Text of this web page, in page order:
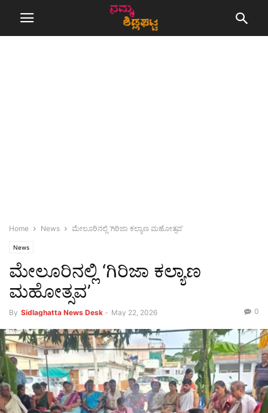
Home News ಮೇಲೂರಿನಲ್ಲಿ ‘ಗಿರಿಜಾ ಕಲ್ಯಾಣ ಮಹೋತ್ಸವ’
News
ಮೇಲೂರಿನಲ್ಲಿ ‘ಗಿರಿಜಾ ಕಲ್ಯಾಣ
ಮಹೋತ್ಸವ’
By Sidlaghatta News Desk - May 22, 2026 0